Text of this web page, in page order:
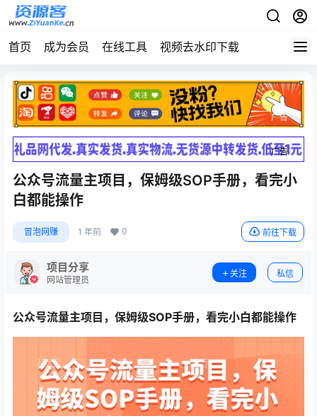
首页 成为会员 在线工具 视频去水印下载
广告
广告
公众号流量主项目，保姆级SOP手册，看完小
白都能操作
冒泡网赚 1 年前 0 前往下载
项目分享
网站管理员
关注 私信
公众号流量主项目 ，保姆级SOP手册，看完小白都能操作